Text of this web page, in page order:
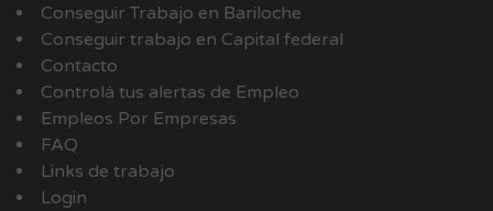
Conseguir Trabajo en Bariloche
Conseguir trabajo en Capital federal
Contacto
Controlá tus alertas de Empleo
Empleos Por Empresas
FAQ
Links de trabajo
Login